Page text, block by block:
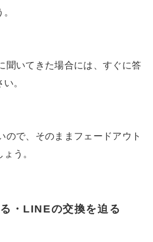
聞いてきた場合には、すぐに答
。
ので、そのままフェードアウト
う。
・LINEの交換を迫る